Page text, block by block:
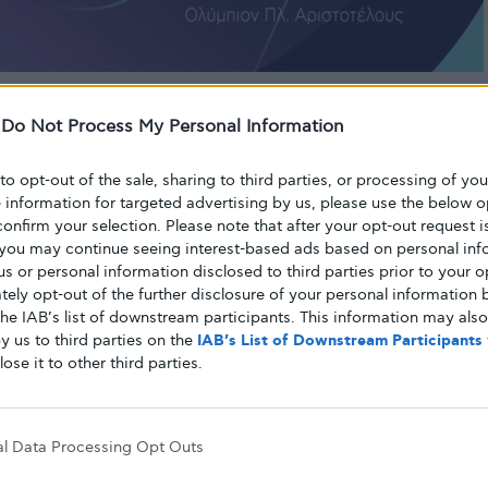
Do Not Process My Personal Information
opt-out of the sale, sharing to third parties, or processing of
information for targeted advertising by us, please use the below
your selection. Please note that after your opt-out request
may continue seeing interest-based ads based on personal
or personal information disclosed to third parties prior to your
opt-out of the further disclosure of your personal information
IAB’s list of downstream participants. This information may
us to third parties on the IAB’s List of Downstream Participants
it to other third parties.
Data Processing Opt Outs
Ημερίδα για το Kοινόπου θα πραγματοποιηθεί
αφορά την ενημέρωση και την
τηνπαχυσαρκίασε κάθε ηλικία.
glykouligr health